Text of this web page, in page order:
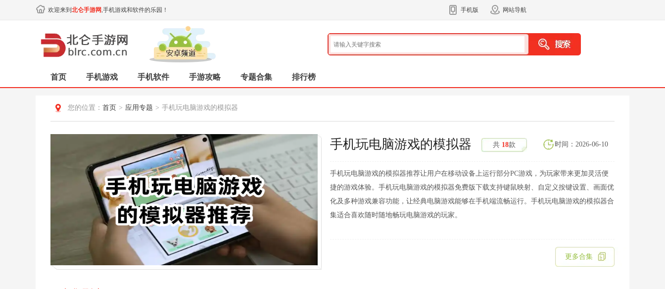
欢迎来到 北仑手游网,手机游戏和软件的乐园！ 手机版 网站导航
首页 手机游戏 手机软件 手游攻略 专题合集 排行榜
您的位置： 首页 > 应用专题 > 手机玩电脑游戏的模拟器
手机玩电脑游戏的模拟器 共 18款 时间：2026-06-10
手机玩电脑游戏的模拟器推荐让用户在移动设备上运行部分PC游戏，为玩家带来更加灵活便
捷的游戏体验。手机玩电脑游戏的模拟器免费版下载支持键鼠映射、自定义按键设置、画面优
化及多种游戏兼容功能，让经典电脑游戏能够在手机端流畅运行。手机玩电脑游戏的模拟器合
集适合喜欢随时随地畅玩电脑游戏的玩家。
更多合集